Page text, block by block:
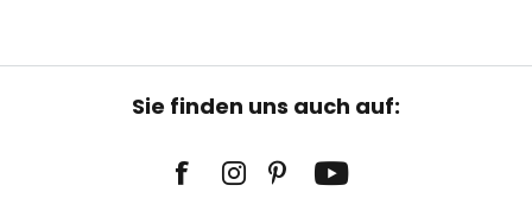
Sie finden uns auch auf: